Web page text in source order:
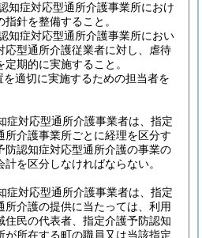
知症対応型通所介護事業所におけ
針を整備すること。
知症対応型通所介護事業所におい
応型通所介護従業者に対し、虐待
期的に実施すること。
を適切に実施するための担当者を
症対応型通所介護事業者は、指定
所介護事業所ごとに経理を区分す
防認知症対応型通所介護の事業の
を区分しなければならない。
症対応型通所介護事業者は、指定
所介護の提供に当たっては、利用
住民の代表者、指定介護予防認知
が所在する町の職員又は当該指定